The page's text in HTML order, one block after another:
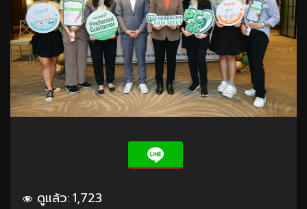
ดูแล้ว:1,723